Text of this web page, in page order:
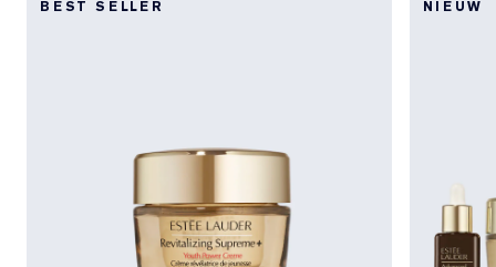
BEST SELLER NIEUW